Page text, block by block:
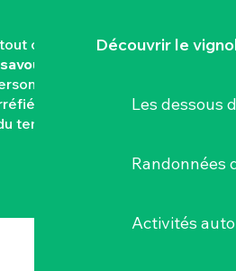
Découvrir le
Les dessous
Randonnées
Activités
ou Wheat Beer :huit
sur place
des arômes
Le tout
brassé ici, à
temple du metal.